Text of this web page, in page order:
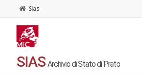
Sias
SIAS Archivio di Stato di Prato